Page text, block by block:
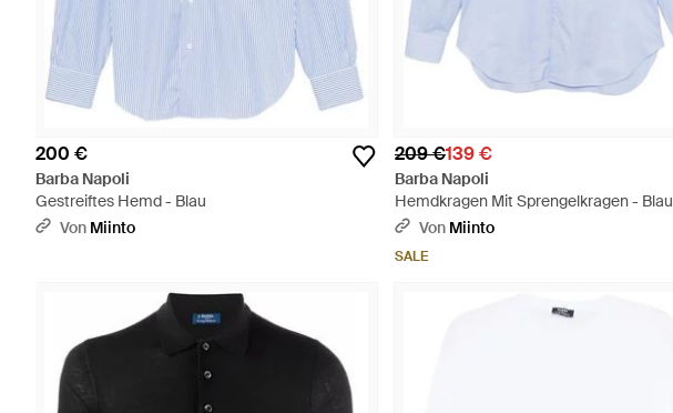
200 €
Barba Napoli
Gestreiftes Hemd - Blau
Von Miinto
209 €139 €
Barba Napoli
Hemdkragen Mit Sprengelkragen - Blau
Von Miinto
SALE